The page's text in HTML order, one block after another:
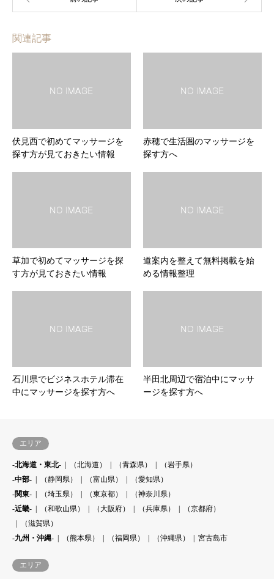
関連記事
伏見西で初めてマッサージを
探す方が見ておきたい情報
赤穂で生活圏のマッサージを
探す方へ
草加で初めてマッサージを探
す方が見ておきたい情報
道案内を整えて無料掲載を始
める情報整理
石川県でビジネスホテル滞在
中にマッサージを探す方へ
半田北周辺で宿泊中にマッサ
ージを探す方へ
エリア
-北海道・東北- （北海道） （青森県）
（岩手県）
-中部-
（静岡県） （富山県）
（愛知県）
-関東-
（埼玉県） （東京都）
（神奈川県）
-近畿-
（和歌山県） （大阪府） （兵庫県）
（京都府）
（滋賀県）
-九州・沖縄-
（熊本県） （福岡県） （沖縄県） 宮古島市
エリア